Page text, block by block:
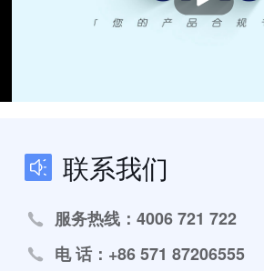
联系我们
服务热线：4006 721 722
电 话：+86 571 87206555